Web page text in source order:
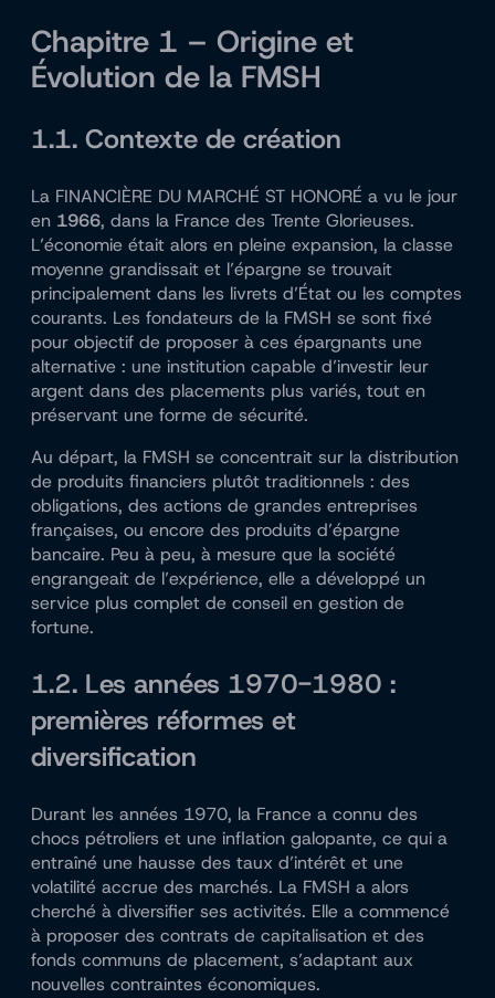
Chapitre 1 – Origine et
Évolution de la FMSH
1.1. Contexte de création
La FINANCIÈRE DU MARCHÉ ST HONORÉ a vu le jour
en 1966, dans la France des Trente Glorieuses.
L’économie était alors en pleine expansion, la classe
moyenne grandissait et l’épargne se trouvait
principalement dans les livrets d’État ou les comptes
courants. Les fondateurs de la FMSH se sont fixé
pour objectif de proposer à ces épargnants une
alternative : une institution capable d’investir leur
argent dans des placements plus variés, tout en
préservant une forme de sécurité.
Au départ, la FMSH se concentrait sur la distribution
de produits financiers plutôt traditionnels : des
obligations, des actions de grandes entreprises
françaises, ou encore des produits d’épargne
bancaire. Peu à peu, à mesure que la société
engrangeait de l’expérience, elle a développé un
service plus complet de conseil en gestion de
fortune.
1.2. Les années 1970-1980 :
premières réformes et
diversification
Durant les années 1970, la France a connu des
chocs pétroliers et une inflation galopante, ce qui a
entraîné une hausse des taux d’intérêt et une
volatilité accrue des marchés. La FMSH a alors
cherché à diversifier ses activités. Elle a commencé
à proposer des contrats de capitalisation et des
fonds communs de placement, s’adaptant aux
nouvelles contraintes économiques.